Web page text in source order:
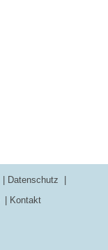
Datenschutz
Kontakt